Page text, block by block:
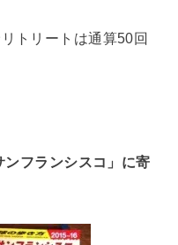
トリートは通算50回
フランシスコ」に寄